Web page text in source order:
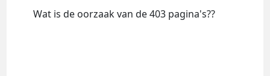
Wat is de oorzaak van de 403 pagina's??